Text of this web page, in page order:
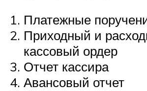
Платежные
Приходный и
кассовый ордер
Отчет кассира
Авансовый отчет